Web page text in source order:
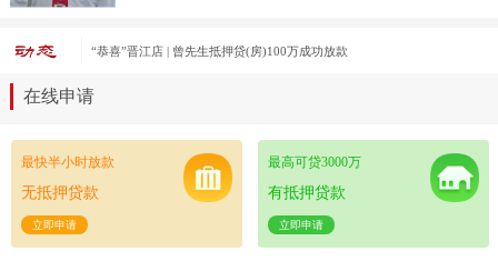
“恭喜”晋江店 | 游女士普惠卡30万成功放款
在线申请
最快半小时放款
无抵押贷款
立即申请
最高可贷3000万
有抵押贷款
立即申请